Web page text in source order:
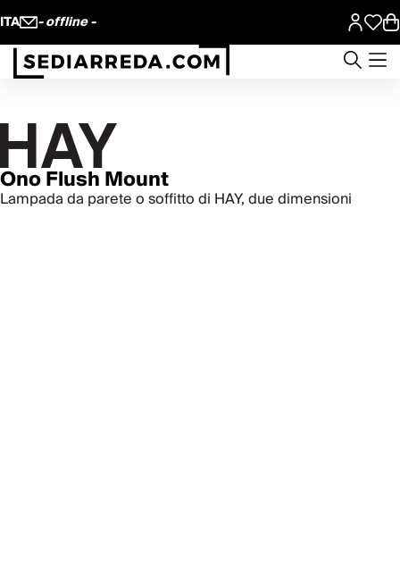
ITA - offline -
Ono Flush Mount
Lampada da parete o soffitto di HAY, due dimensioni